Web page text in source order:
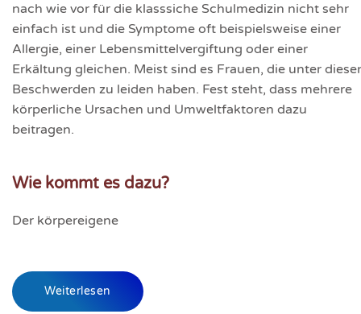
nach wie vor für die klasssiche Schulmedizin nicht sehr
einfach ist und die Symptome oft beispielsweise einer
Allergie, einer Lebensmittelvergiftung oder einer
Erkältung gleichen. Meist sind es Frauen, die unter
Beschwerden zu leiden haben. Fest steht, dass mehrere
körperliche Ursachen und Umwelt­faktoren dazu
beitragen.
Wie kommt es dazu?
Der körper­eigene
Weiterlesen